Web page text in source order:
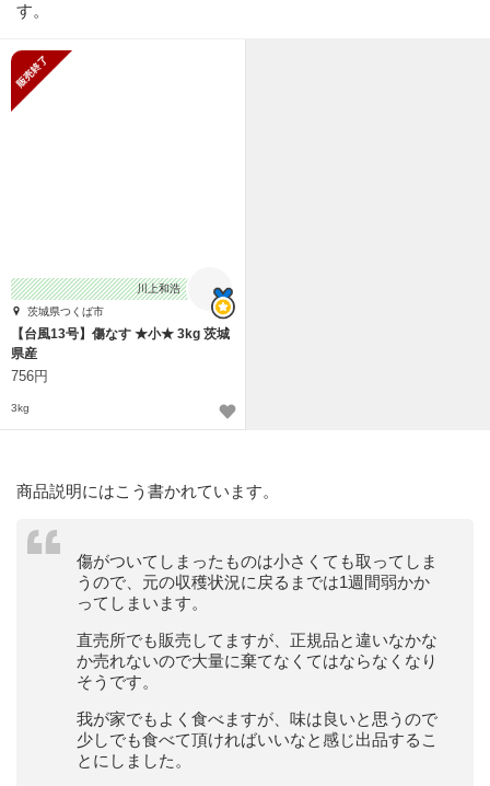
す。
川上和浩
茨城県つくば市
【台風13号】傷なす ★小★ 3kg 茨城
県産
756円
3kg
商品説明にはこう書かれています。
傷がついてしまったものは小さくても取ってしま
うので、元の収穫状況に戻るまでは1週間弱かか
ってしまいます。
直売所でも販売してますが、正規品と違いなかな
か売れないので大量に棄てなくてはならなくなり
そうです。
我が家でもよく食べますが、味は良いと思うので
少しでも食べて頂ければいいなと感じ出品するこ
とにしました。